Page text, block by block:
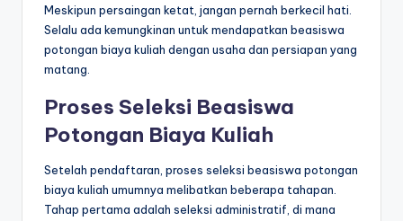
Meskipun persaingan ketat, jangan pernah berkecil hati.
Selalu ada kemungkinan untuk mendapatkan beasiswa
potongan biaya kuliah dengan usaha dan persiapan yang
matang.
Proses Seleksi Beasiswa
Potongan Biaya Kuliah
Setelah pendaftaran, proses seleksi beasiswa potongan
biaya kuliah umumnya melibatkan beberapa tahapan.
Tahap pertama adalah seleksi administratif, di mana